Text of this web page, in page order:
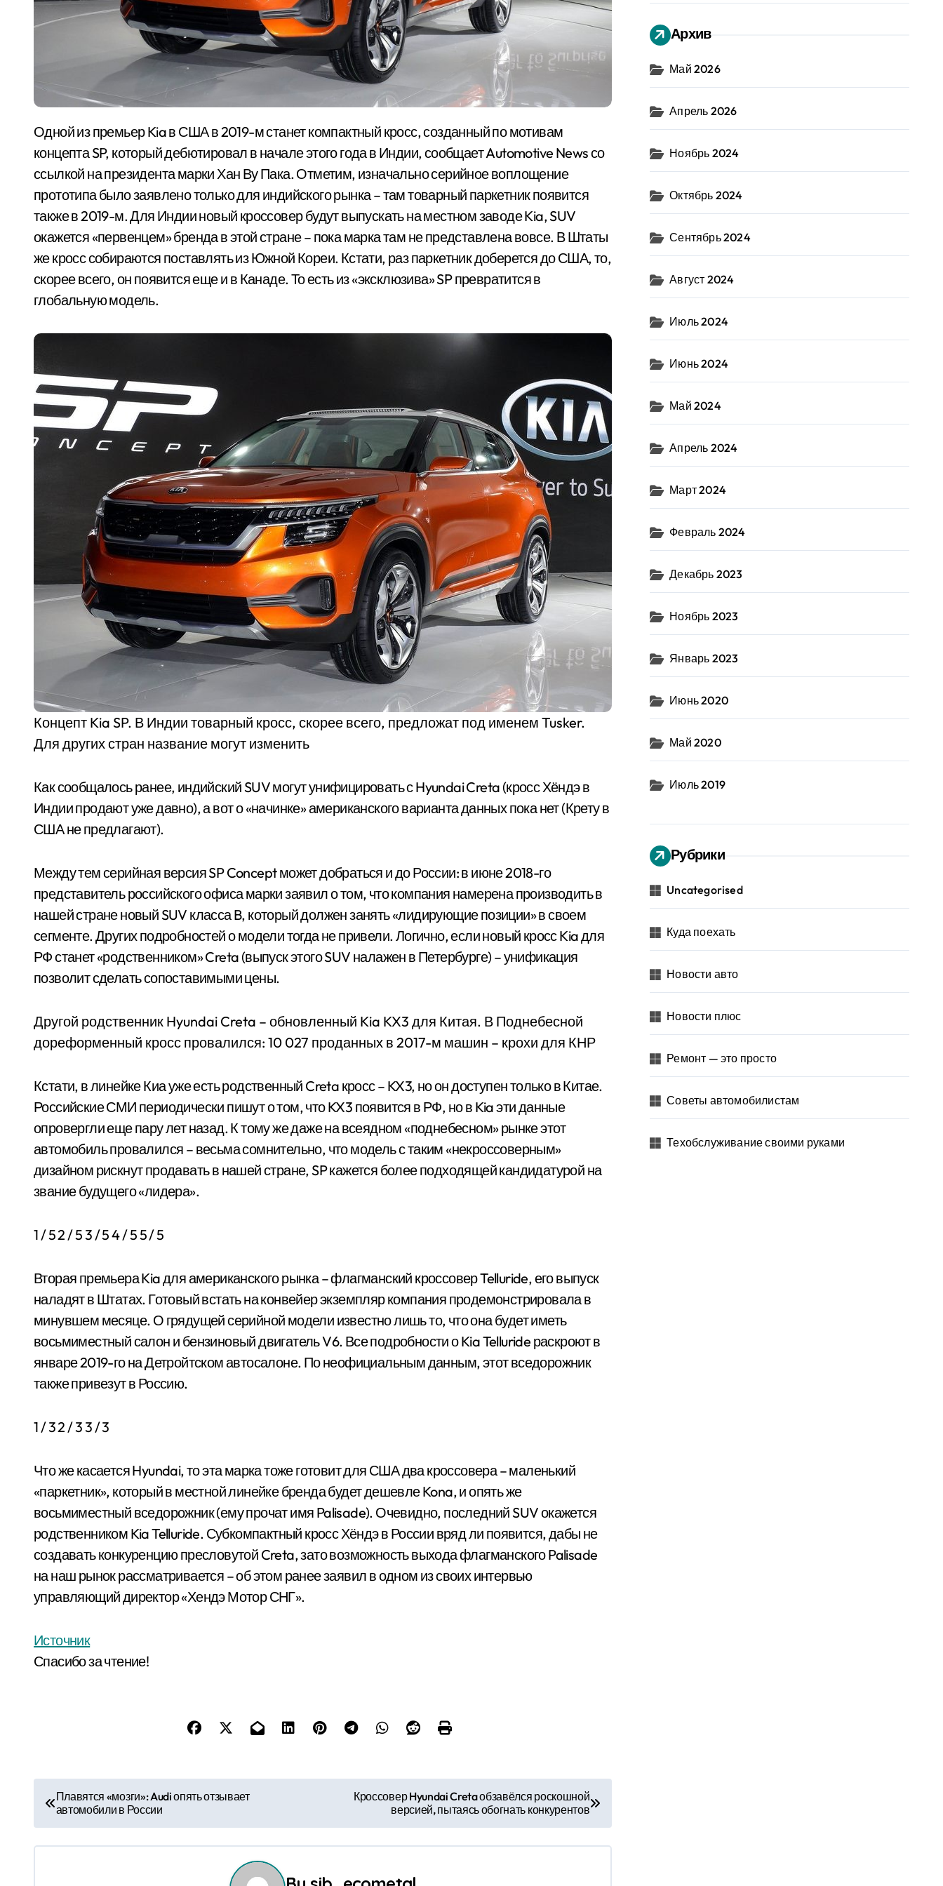
Одной из премьер Kia в США в 2019-м станет компактный кросс, созданный по мотивам
концепта SP, который дебютировал в начале этого года в Индии, сообщает Automotive News со
ссылкой на президента марки Хан Ву Пака. Отметим, изначально серийное воплощение
прототипа было заявлено только для индийского рынка – там товарный паркетник появится
также в 2019-м. Для Индии новый кроссовер будут выпускать на местном заводе Kia, SUV
окажется «первенцем» бренда в этой стране – пока марка там не представлена вовсе. В Штаты
же кросс собираются поставлять из Южной Кореи. Кстати, раз паркетник доберется до США, то,
скорее всего, он появится еще и в Канаде. То есть из «эксклюзива» SP превратится в
глобальную модель.
Концепт Kia SP. В Индии товарный кросс, скорее всего, предложат под именем Tusker.
Для других стран название могут изменить
Как сообщалось ранее, индийский SUV могут унифицировать с Hyundai Creta (кросс Хёндэ в
Индии продают уже давно), а вот о «начинке» американского варианта данных пока нет (Крету в
США не предлагают).
Между тем серийная версия SP Concept может добраться и до России: в июне 2018-го
представитель российского офиса марки заявил о том, что компания намерена производить в
нашей стране новый SUV класса B, который должен занять «лидирующие позиции» в своем
сегменте. Других подробностей о модели тогда не привели. Логично, если новый кросс Kia для
РФ станет «родственником» Creta (выпуск этого SUV налажен в Петербурге) – унификация
позволит сделать сопоставимыми цены.
Другой родственник Hyundai Creta – обновленный Kia KX3 для Китая. В Поднебесной
дореформенный кросс провалился: 10 027 проданных в 2017-м машин – крохи для КНР
Кстати, в линейке Киа уже есть родственный Creta кросс – KX3, но он доступен только в Китае.
Российские СМИ периодически пишут о том, что KX3 появится в РФ, но в Kia эти данные
опровергли еще пару лет назад. К тому же даже на всеядном «поднебесном» рынке этот
автомобиль провалился – весьма сомнительно, что модель с таким «некроссоверным»
дизайном рискнут продавать в нашей стране, SP кажется более подходящей кандидатурой на
звание будущего «лидера».
1/ 52/ 53/ 54/ 55/ 5
Вторая премьера Kia для американского рынка – флагманский кроссовер Telluride, его выпуск
наладят в Штатах. Готовый встать на конвейер экземпляр компания продемонстрировала в
минувшем месяце. О грядущей серийной модели известно лишь то, что она будет иметь
восьмиместный салон и бензиновый двигатель V6. Все подробности о Kia Telluride раскроют в
январе 2019-го на Детройтском автосалоне. По неофициальным данным, этот вседорожник
также привезут в Россию.
1/ 32/ 33/ 3
Что же касается Hyundai, то эта марка тоже готовит для США два кроссовера – маленький
«паркетник», который в местной линейке бренда будет дешевле Kona, и опять же
восьмиместный вседорожник (ему прочат имя Palisade). Очевидно, последний SUV окажется
родственником Kia Telluride. Субкомпактный кросс Хёндэ в России вряд ли появится, дабы не
создавать конкуренцию пресловутой Creta, зато возможность выхода флагманского Palisade
на наш рынок рассматривается – об этом ранее заявил в одном из своих интервью
управляющий директор «Хендэ Мотор СНГ».
Источник
Спасибо за чтение!
а
в
Плавятся «мозги»: Audi опять отзывает
автомобили в России
Кроссовер Hyundai Creta обзавёлся роскошной
версией, пытаясь обогнать конкурентов
Архив
Май 2026
Апрель 2026
Ноябрь 2024
Октябрь 2024
Сентябрь 2024
Август 2024
Июль 2024
Июнь 2024
Май 2024
Апрель 2024
Март 2024
Февраль 2024
Декабрь 2023
Ноябрь 2023
Январь 2023
Июнь 2020
Май 2020
Июль 2019
Рубрики
Uncategorised
Куда поехать
Новости авто
Новости плюс
Ремонт — это просто
Советы автомобилистам
Техобслуживание своими руками